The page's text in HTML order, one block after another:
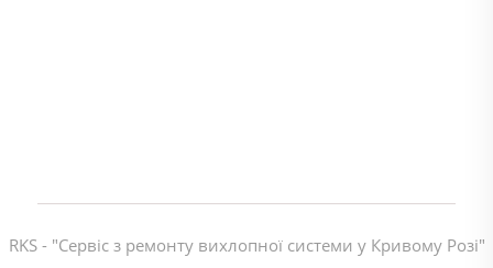
RKS - "Сервіс з ремонту вихлопної системи у Кривому Розі"